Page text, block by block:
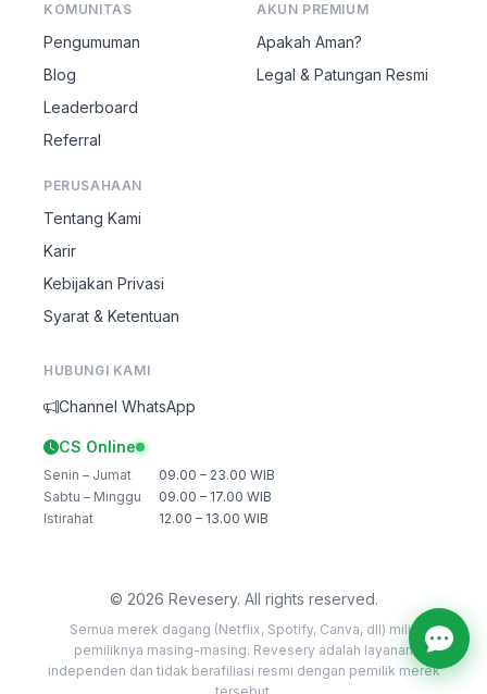
KOMUNITAS
Pengumuman
Blog
Leaderboard
Referral
PERUSAHAAN
Tentang Kami
Karir
Kebijakan Privasi
Syarat & Ketentuan
AKUN PREMIUM
Apakah Aman?
Legal & Patungan Resmi
HUBUNGI KAMI
Channel WhatsApp
CS Online
Senin – Jumat
09.00 – 23.00 WIB
Sabtu – Minggu
09.00 – 17.00 WIB
Istirahat
12.00 – 13.00 WIB
© 2026 Revesery. All rights reserved.
Semua merek dagang (Netflix, Spotify, Canva, dll) milik
pemiliknya masing-masing. Revesery adalah layanan
independen dan tidak berafiliasi resmi dengan pemilik merek